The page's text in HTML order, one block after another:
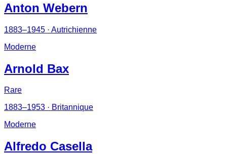
Anton Webern
1883–1945 · Autrichienne
Moderne
Arnold Bax
Rare
1883–1953 · Britannique
Moderne
Alfredo Casella